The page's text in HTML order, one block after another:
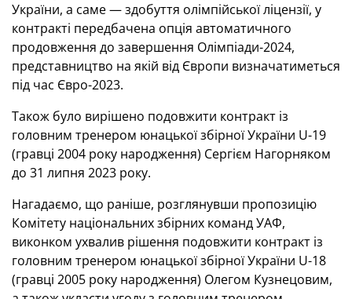
України, а саме — здобуття олімпійської ліцензії, у
контракті передбачена опція автоматичного
продовження до завершення Олімпіади-2024,
представництво на якій від Європи визначатиметься
під час Євро-2023.
Також було вирішено подовжити контракт із
головним тренером юнацької збірної України U-19
(гравці 2004 року народження) Сергієм Нагорняком
до 31 липня 2023 року.
Нагадаємо, що раніше, розглянувши пропозицію
Комітету національних збірних команд УАФ,
виконком ухвалив рішення подовжити контракт із
головним тренером юнацької збірної України U-18
(гравці 2005 року народження) Олегом Кузнецовим,